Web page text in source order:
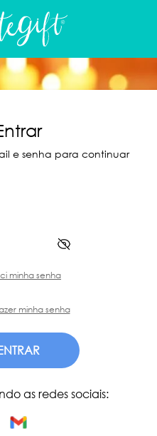
e senha para continuar
minha senha
minha senha
as redes sociais: